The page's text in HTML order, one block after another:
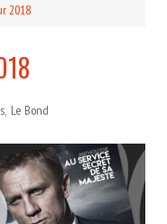
2018
, Le Bond